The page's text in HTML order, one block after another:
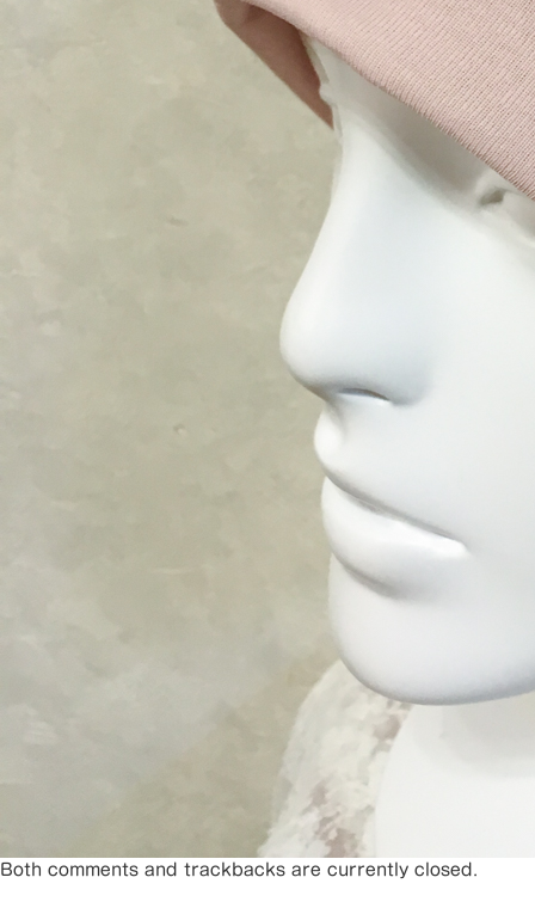
Both comments and trackbacks are currently closed.